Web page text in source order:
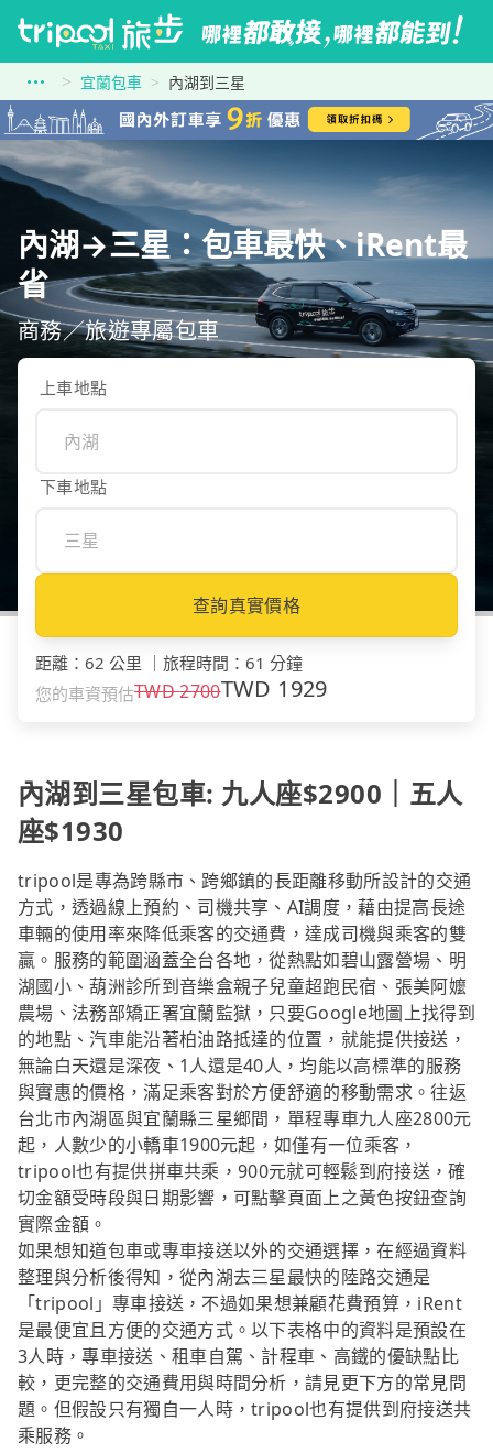
宜蘭包車 內湖到三星
內湖→三星：包車最快、iRent最
省
商務／旅遊專屬包車
上車地點
下車地點
查詢真實價格
距離 ： 62 公里 旅程時間 ： 61 分鐘
您的車資預估TWD2700TWD 1929
內湖到三星包車: 九人座$2900｜五人
座$1930
tripool是專為跨縣市、跨鄉鎮的長距離移動所設計的交通
方式，透過線上預約、司機共享、AI調度，藉由提高長途
車輛的使用率來降低乘客的交通費，達成司機與乘客的雙
贏。服務的範圍涵蓋全台各地，從熱點如碧山露營場、明
湖國小、葫洲診所到音樂盒親子兒童超跑民宿、張美阿嬤
農場、法務部矯正署宜蘭監獄，只要Google地圖上找得到
的地點、汽車能沿著柏油路抵達的位置，就能提供接送，
無論白天還是深夜、1人還是40人，均能以高標準的服務
與實惠的價格，滿足乘客對於方便舒適的移動需求。往返
台北市內湖區與宜蘭縣三星鄉間，單程專車九人座2800元
起，人數少的小轎車1900元起，如僅有一位乘客，
tripool也有提供拼車共乘，900元就可輕鬆到府接送，確
切金額受時段與日期影響，可點擊頁面上之黃色按鈕查詢
實際金額。
如果想知道包車或專車接送以外的交通選擇，在經過資料
整理與分析後得知，從內湖去三星最快的陸路交通是
「tripool」專車接送，不過如果想兼顧花費預算，iRent
是最便宜且方便的交通方式。以下表格中的資料是預設在
3人時，專車接送、租車自駕、計程車、高鐵的優缺點比
較，更完整的交通費用與時間分析，請見更下方的常見問
題。但假設只有獨自一人時，tripool也有提供到府接送共
乘服務。